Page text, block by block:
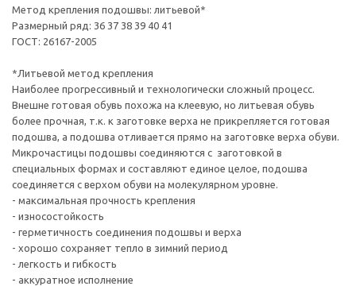
Метод крепления подошвы: литьевой*
Размерный ряд: 36 37 38 39 40 41
ГОСТ: 26167-2005
*Литьевой метод крепления
Наиболее прогрессивный и технологически сложный процесс.
Внешне готовая обувь похожа на клеевую, но литьевая обувь
более прочная, т.к. к заготовке верха не прикрепляется готовая
подошва, а подошва отливается прямо на заготовке верха обуви.
Микрочастицы подошвы соединяются с заготовкой в
специальных формах и составляют единое целое, подошва
соединяется с верхом обуви на молекулярном уровне.
- максимальная прочность крепления
- износостойкость
- герметичность соединения подошвы и верха
- хорошо сохраняет тепло в зимний период
- легкость и гибкость
- аккуратное исполнение